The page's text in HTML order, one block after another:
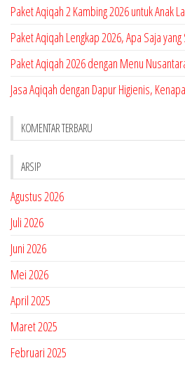
Paket Aqiqah 2 Kambing 2026 untuk Anak
Paket Aqiqah Lengkap 2026, Apa Saja
Paket Aqiqah 2026 dengan Menu
Jasa Aqiqah dengan Dapur Higienis,
KOMENTAR TERBARU
ARSIP
Agustus 2026
Juli 2026
Juni 2026
Mei 2026
April 2025
Maret 2025
Februari 2025